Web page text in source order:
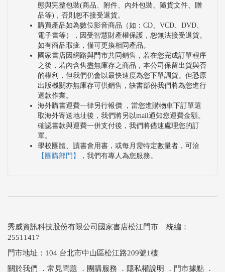
態與完整包裝(商品、附件、內外包裝、隨貨文件、贈
品等)，否則恕不接受退貨。
購買產品如為數位影音商品（如：CD、VCD、DVD、
電子書等），因受智慧財產權保護，恕無法接受退貨。
如有商品瑕疵，僅可更換相同產品。
國家書店因網路與門市共同銷售，若在您完成訂單程序
之後，若內含售盡無庫存之商品，本公司保留出貨與否
的權利，但我們仍會以最快速度為您下單調貨。但恐原
出版機關亦無庫存可供銷售，缺書部份我們將為您進行
退款作業。
海外購書運費一律另行報價 ，當您進購物車下訂單選
取海外寄送地址後，我們將另以mail通知您運費金額。
確認書款與運費一併支付後，我們將儘速處理您的訂
單。
學校團體、讀書會用書，或每月需特定數量者，可洽
【團購部門】
，我們有專人為您服務。
秀威資訊科技股份有限公司國家書店松江門市 統編：
25511417
門市地址：104 台北市中山區松江路209號1樓
關於我們
． 常見問題 ． 團購服務 ． 隱私權說明 ． 門市據點 ．